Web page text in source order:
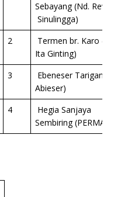
Sebayang (Nd. Revi
Sinulingga)
2
Termen br. Karo
Ita Ginting)
3
Ebeneser Tarigan
Abieser)
4
Hegia Sanjaya
Sembiring